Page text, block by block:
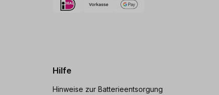
Hilfe
Hinweise zur Batterieentsorgung